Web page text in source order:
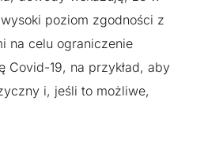
poziom zgodności z
na celu ograniczenie
Covid-19, na przykład, aby
i, jeśli to możliwe,